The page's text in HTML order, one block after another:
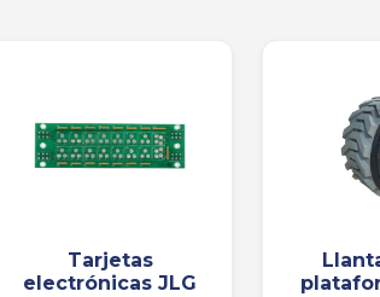
Tarjetas
electrónicas JLG